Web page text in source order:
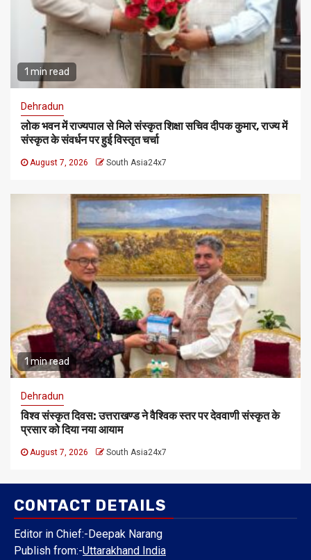
1 min read
Dehradun
लोक भवन में राज्यपाल से मिले संस्कृत शिक्षा सचिव दीपक कुमार, राज्य में
संस्कृत के संवर्धन पर हुई विस्तृत चर्चा
August 7, 2026 South Asia24x7
1 min read
Dehradun
विश्व संस्कृत दिवस: उत्तराखण्ड ने वैश्विक स्तर पर देववाणी संस्कृत के
प्रसार को दिया नया आयाम
August 7, 2026 South Asia24x7
CONTACT DETAILS
Editor in Chief:-Deepak Narang
Publish from:-Uttarakhand India